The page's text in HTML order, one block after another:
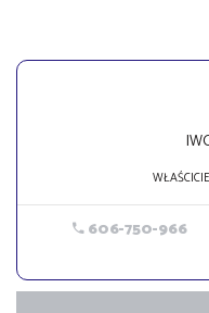
606-750-966